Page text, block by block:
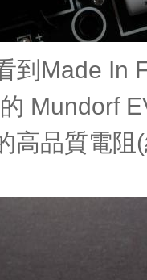
到Made In
Mundorf
高品質電阻